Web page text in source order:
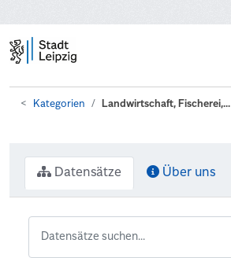
Kategorien Landwirtschaft, Fischerei,...
Datensätze Über uns